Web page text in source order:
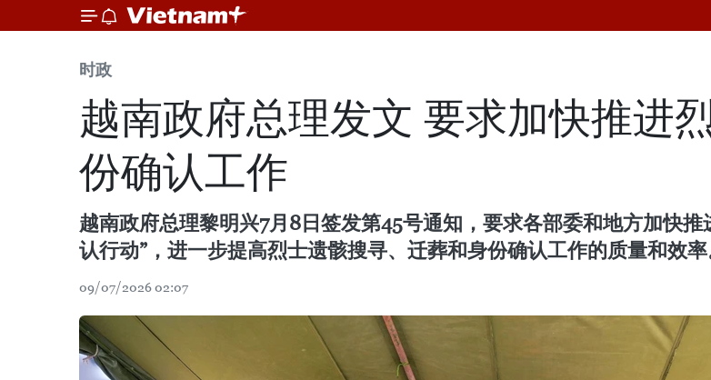
时政
越南政府总理发文 要求加快推进
份确认工作
越南政府总理黎明兴7月8日签发第45号通知，要求各部委和地方加快
认行动”，进一步提高烈士遗骸搜寻、迁葬和身份确认工作的质量和效率
09/07/2026 02:07